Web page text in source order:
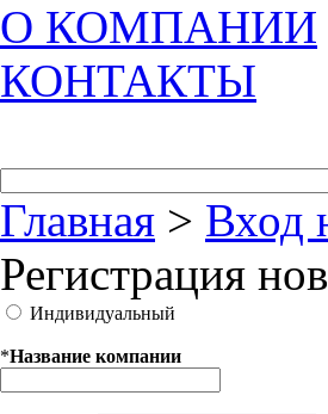
О КОМПАНИИ
КОНТАКТЫ
Главная > Вход
Регистрация
Индивидуальный
*Название компании